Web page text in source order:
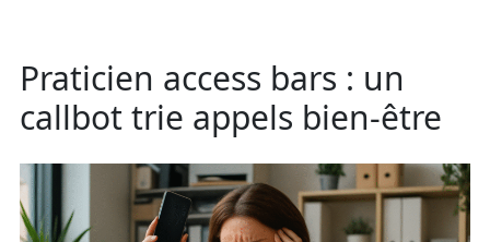
Praticien access bars : un
callbot trie appels bien-être